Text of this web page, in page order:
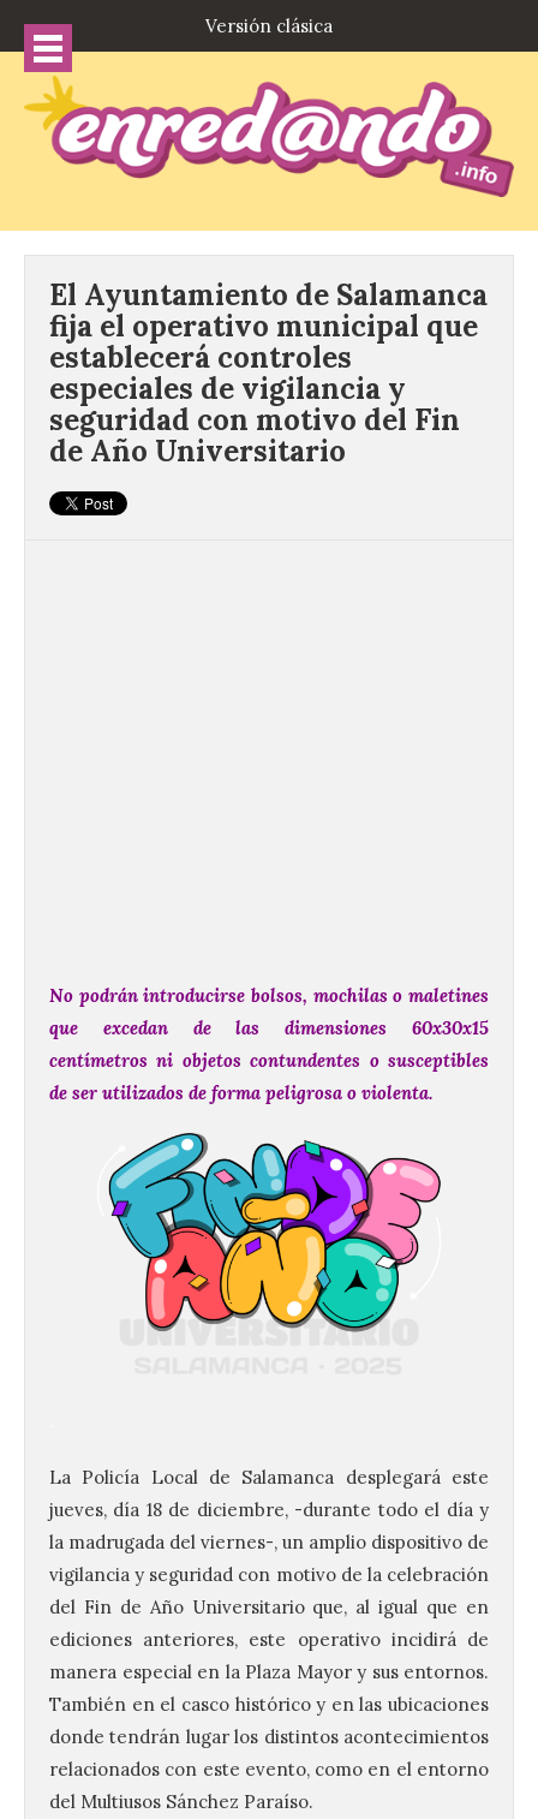
Versión clásica
El Ayuntamiento de Salamanca
fija el operativo municipal que
establecerá controles
especiales de vigilancia y
seguridad con motivo del Fin
de Año Universitario
No podrán introducirse bolsos, mochilas o maletines
que excedan de las dimensiones 60x30x15
centímetros ni objetos contundentes o susceptibles
de ser utilizados de forma peligrosa o violenta.
La Policía Local de Salamanca desplegará este
jueves, día 18 de diciembre, -durante todo el día y
la madrugada del viernes-, un amplio dispositivo de
vigilancia y seguridad con motivo de la celebración
del Fin de Año Universitario que, al igual que en
ediciones anteriores, este operativo incidirá de
manera especial en la Plaza Mayor y sus entornos.
También en el casco histórico y en las ubicaciones
donde tendrán lugar los distintos acontecimientos
relacionados con este evento, como en el entorno
del Multiusos Sánchez Paraíso.